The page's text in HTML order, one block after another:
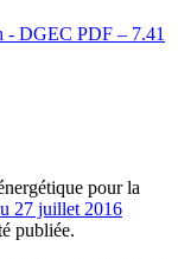
- DGEC PDF – 7.41
pour la
27 juillet 2016
publiée.